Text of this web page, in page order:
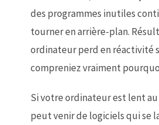
des programmes inutiles
tourner en arrière-plan.
ordinateur perd en réactivité
compreniez vraiment
Si votre ordinateur est lent
peut venir de logiciels qui se